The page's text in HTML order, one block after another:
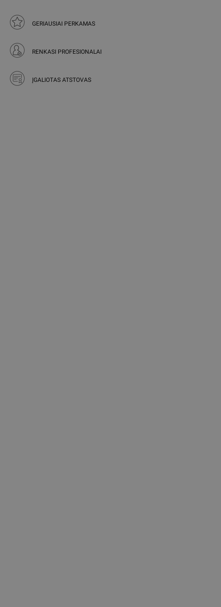
GERIAUSIAI PERKAMAS
RENKASI PROFESIONALAI
ĮGALIOTAS ATSTOVAS